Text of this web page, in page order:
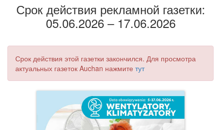
Срок действия рекламной газетки:
05.06.2026 – 17.06.2026
Срок действия этой газетки закончился. Для просмотра
актуальных газеток Auchan нажмите тут